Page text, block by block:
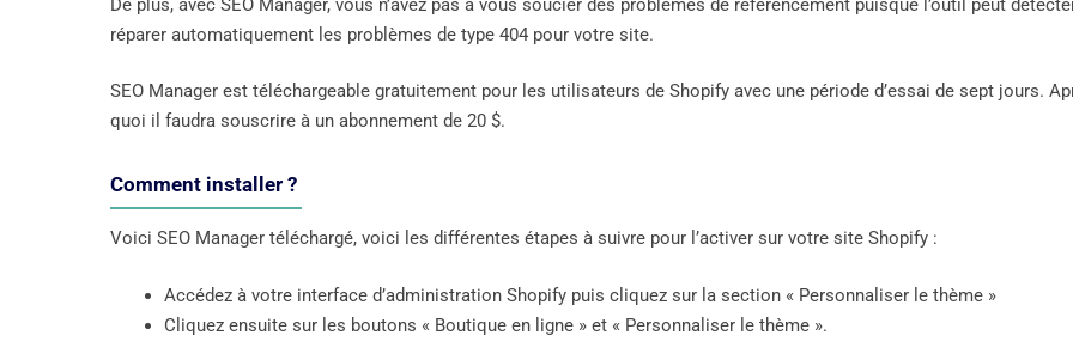
De plus, avec SEO Manager, vous n’avez pas à vous soucier des problèmes de référencement puisque l’outil peut
réparer automatiquement les problèmes de type 404 pour votre site.
SEO Manager est téléchargeable gratuitement pour les utilisateurs de Shopify avec une période d’essai de sept jours.
quoi il faudra souscrire à un abonnement de 20 $.
Comment installer ?
Voici SEO Manager téléchargé, voici les différentes étapes à suivre pour l’activer sur votre site Shopify :
Accédez à votre interface d’administration Shopify puis cliquez sur la section « Personnaliser le thème »
Cliquez ensuite sur les boutons « Boutique en ligne » et « Personnaliser le thème ».